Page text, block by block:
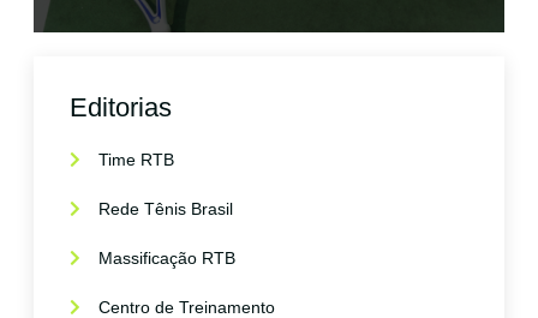
Editorias
Time RTB
Rede Tênis Brasil
Massificação RTB
Centro de Treinamento